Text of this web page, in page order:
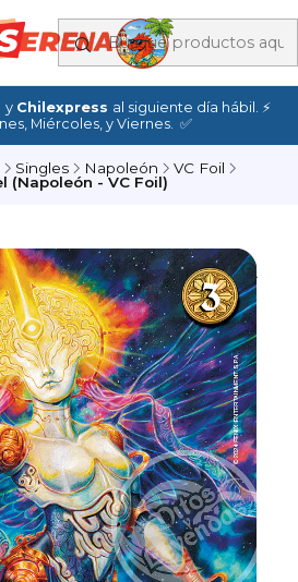
y Chilexpress al siguiente día hábil. ⚡
Miércoles, y Viernes. ✅
Singles Napoleón
VC Foil
(Napoleón - VC Foil)